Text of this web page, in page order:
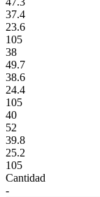
37.4
23.6
105
38
49.7
38.6
24.4
105
40
52
39.8
25.2
105
Cantidad
-